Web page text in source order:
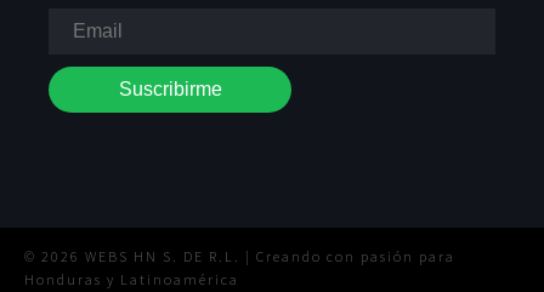
© 2026 WEBS HN S. DE R.L. | Creando con pasión para
Honduras y Latinoamérica